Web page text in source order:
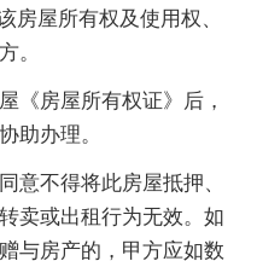
屋所有权及使用权、
。
房屋所有权证》后，
助办理。
不得将此房屋抵押、
卖或出租行为无效。如
与房产的，甲方应如数